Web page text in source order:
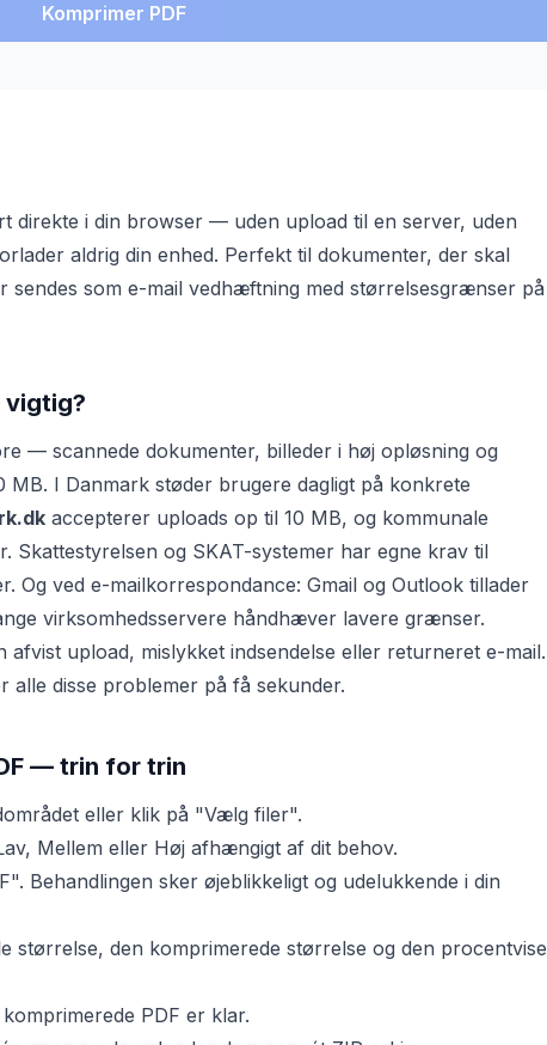
Komprimer PDF
direkte i din browser — uden upload til en server, uden
aldrig din enhed. Perfekt til dokumenter, der skal
sendes som e-mail vedhæftning med størrelsesgrænser på
vigtig?
— scannede dokumenter, billeder i høj opløsning og
I Danmark støder brugere dagligt på konkrete
accepterer uploads op til 10 MB, og kommunale
Skattestyrelsen og SKAT-systemer har egne krav til
Og ved e-mailkorrespondance: Gmail og Outlook tillader
virksomhedsservere håndhæver lavere grænser.
upload, mislykket indsendelse eller returneret e-mail.
alle disse problemer på få sekunder.
— trin for trin
eller klik på "Vælg filer".
Mellem eller Høj afhængigt af dit behov.
Behandlingen sker øjeblikkeligt og udelukkende i din
størrelse, den komprimerede størrelse og den procentvise
PDF er klar.